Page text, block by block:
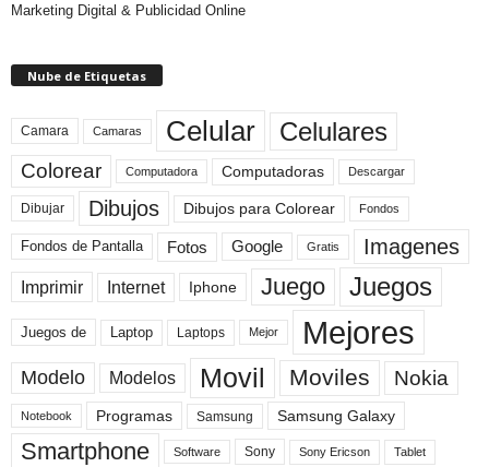
Marketing Digital & Publicidad Online
Nube de Etiquetas
Camara Camaras Celular Celulares
Colorear Computadora Computadoras Descargar
Dibujar Dibujos Dibujos para Colorear Fondos
Fondos de Pantalla Fotos Google Gratis Imagenes
Imprimir Internet Iphone Juego Juegos
Juegos de Laptop Laptops Mejor Mejores
Modelo Modelos Movil Moviles Nokia
Notebook Programas Samsung Samsung Galaxy
Smartphone Software Sony Sony Ericson Tablet